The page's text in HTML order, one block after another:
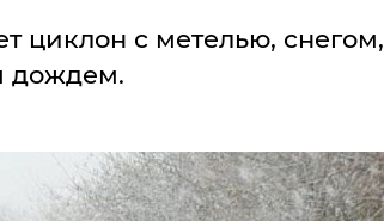
циклон с метелью, снегом,
дождем.